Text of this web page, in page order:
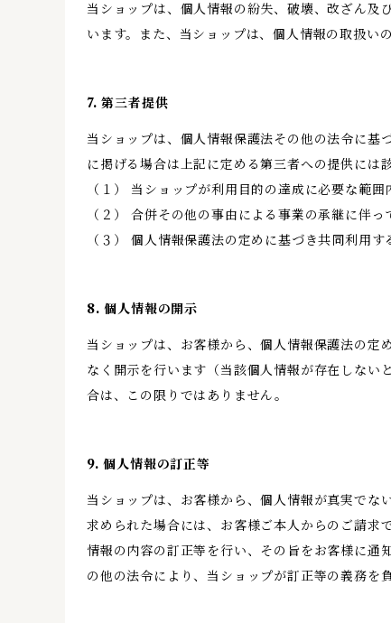
当ショップは、個人情報の紛失、破壊、改ざん及
います。また、当ショップは、個人情報の取扱い
7. 第三者提供
当ショップは、個人情報保護法その他の法令に
に掲げる場合は上記に定める第三者への提供には
（１） 当ショップが利用目的の達成に必要な範
（２） 合併その他の事由による事業の承継に伴
（３） 個人情報保護法の定めに基づき共同利用す
8. 個人情報の開示
当ショップは、お客様から、個人情報保護法の定
なく開示を行います（当該個人情報が存在しない
合は、この限りではありません。
9. 個人情報の訂正等
当ショップは、お客様から、個人情報が真実でな
求められた場合には、お客様ご本人からのご請求
情報の内容の訂正等を行い、その旨をお客様に通
の他の法令により、当ショップが訂正等の義務を